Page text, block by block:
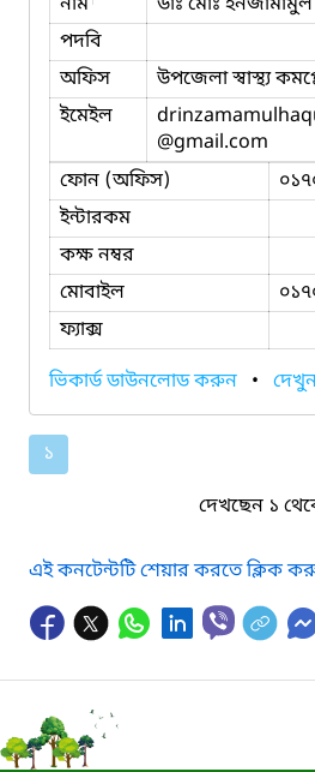
পদবি
অফিস
উপজেলা স্বাস্থ্য
ইমেইল
@gmail.com
ফোন (অফিস)
ইন্টারকম
কক্ষ নম্বর
মোবাইল
ফ্যাক্স
ভিকার্ড ডাউনলোড করুন •
১
দেখছেন ১
এই কনটেন্টটি শেয়ার করতে ক্লিক